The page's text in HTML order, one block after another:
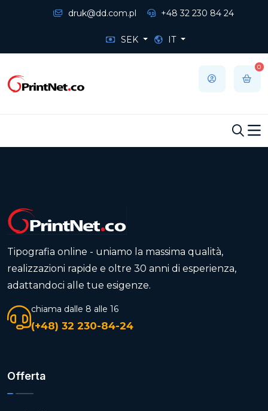
druk@dd.com.pl +48 32 230 84 24
SEK IT
0
Tipografia online - uniamo la massima qualità,
realizzazioni rapide e oltre 30 anni di esperienza,
adattandoci alle tue esigenze.
chiama dalle 8 alle 16
(+48) 32 230-84-24
Offerta